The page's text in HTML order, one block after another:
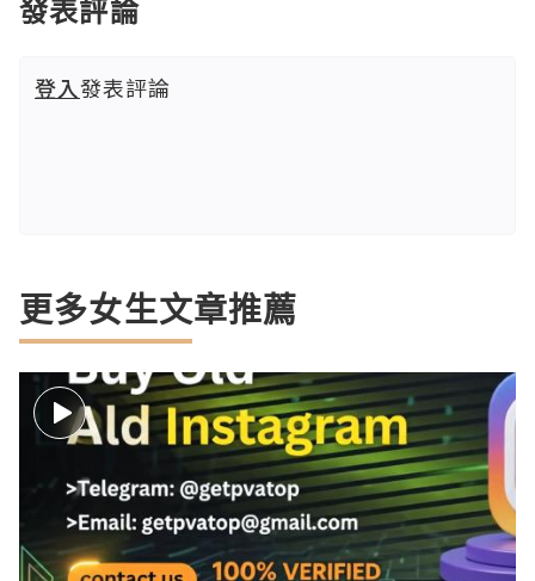
發表評論
登入發表評論
更多女生文章推薦